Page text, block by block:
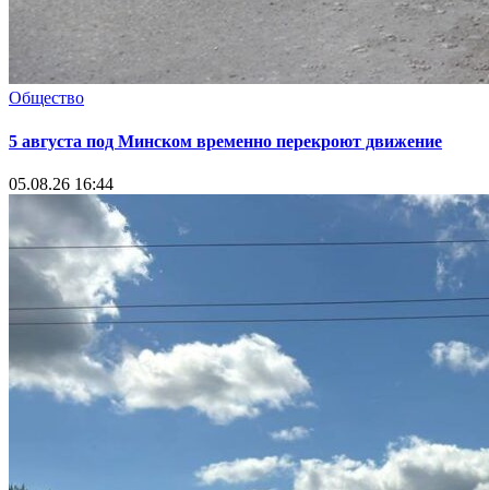
Общество
5 августа под Минском временно перекроют движение
05.08.26 16:44